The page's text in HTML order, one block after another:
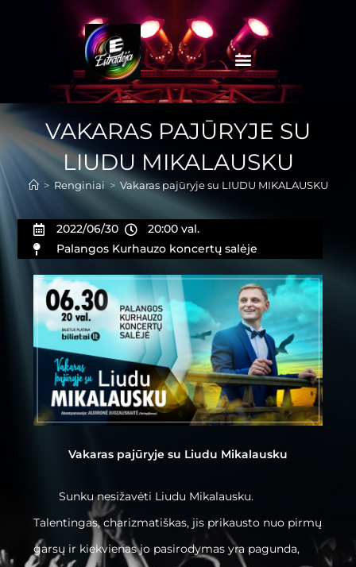
VAKARAS PAJŪRYJE SU
LIUDU MIKALAUSKU
> Renginiai > Vakaras pajūryje su LIUDU MIKALAUSKU
2022/06/30
20:00 val.
Palangos Kurhauzo koncertų salėje
Vakaras pajūryje su Liudu Mikalausku
Sunku nesižavėti Liudu Mikalausku.
Talentingas, charizmatiškas, jis prikausto nuo pirmų
garsų ir kiekvienas jo pasirodymas yra pagunda,